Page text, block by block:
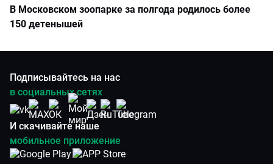
В Московском зоопарке за полгода родилось более
150 детенышей
Подписывайтесь на нас
в социальных сетях
И скачивайте наше
мобильное приложение